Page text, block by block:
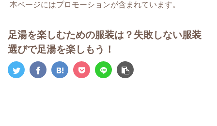
本ページにはプロモーションが含まれています。
足湯を楽しむための服装は？失敗しない服装
選びで足湯を楽しもう！